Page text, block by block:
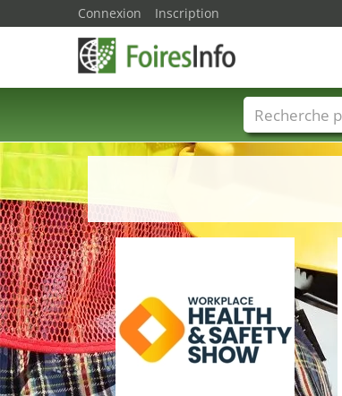
Connexion Inscription
Foire noms